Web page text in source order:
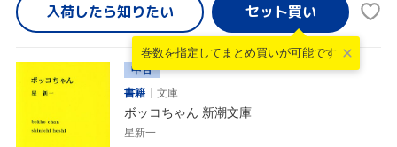
入荷したら知りたい
巻数を指定して まとめ買いが可能です
中古
書籍
文庫
ボッコちゃん 新潮文庫
星新一